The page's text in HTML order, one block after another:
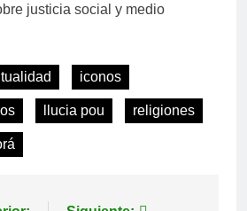
justicia social y medio
iconos
llucia pou religiones